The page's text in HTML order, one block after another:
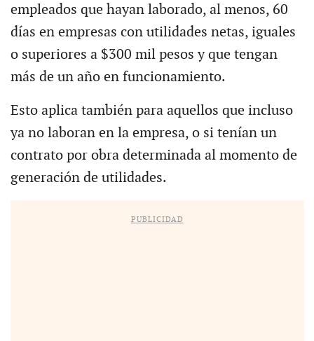
empleados que hayan laborado, al menos, 60
días en empresas con utilidades netas, iguales
o superiores a $300 mil pesos y que tengan
más de un año en funcionamiento.
Esto aplica también para aquellos que incluso
ya no laboran en la empresa, o si tenían un
contrato por obra determinada al momento de
generación de utilidades.
PUBLICIDAD